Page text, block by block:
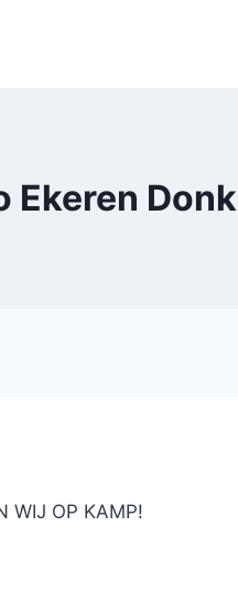
Ekeren Donk
WIJ OP KAMP!